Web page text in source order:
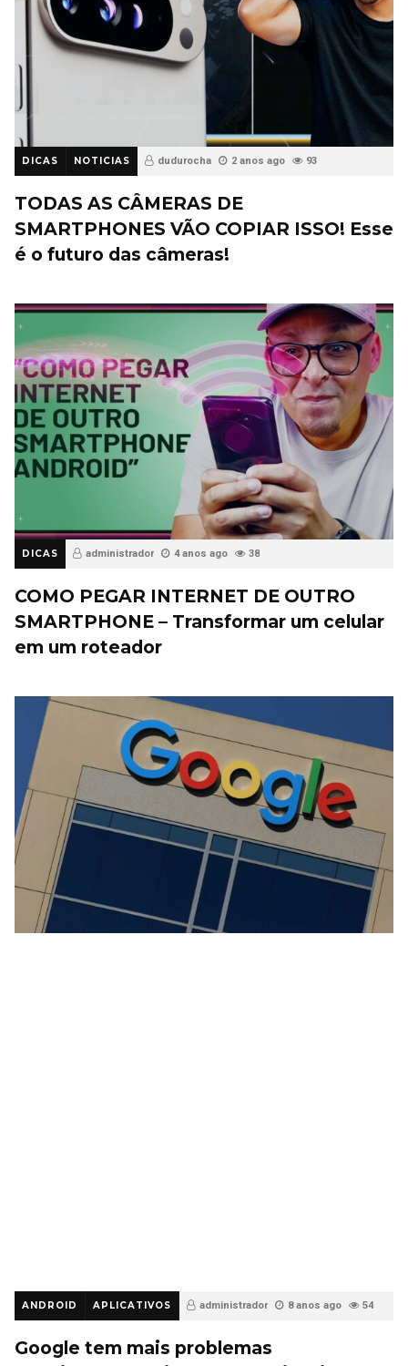
DICAS NOTICIAS dudurocha 2 anos ago 93
TODAS AS CÂMERAS DE
SMARTPHONES VÃO COPIAR ISSO! Esse
é o futuro das câmeras!
DICAS administrador 4 anos ago 38
COMO PEGAR INTERNET DE OUTRO
SMARTPHONE – Transformar um celular
em um roteador
ANDROID APLICATIVOS administrador 8 anos ago 54
Google tem mais problemas